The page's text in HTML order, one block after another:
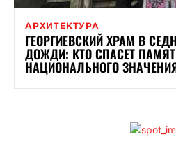
АРХИТЕКТУРА
ГЕОРГИЕВСКИЙ ХРАМ В
ДОЖДИ: КТО СПАСЕТ
НАЦИОНАЛЬНОГО